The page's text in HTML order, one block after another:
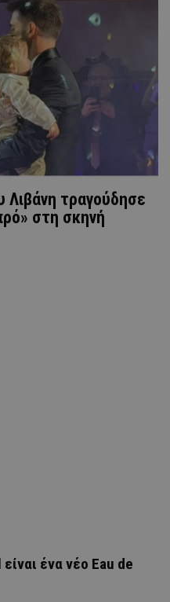
Λιβάνη τραγούδησε
στη σκηνή
ένα νέο Eau de